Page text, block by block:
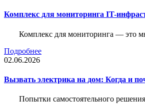
Комплекс для мониторинга IT-
Комплекс для мониторинга — это
Подробнее
02.06.2026
Вызвать электрика на дом: Когда и
Попытки самостоятельного